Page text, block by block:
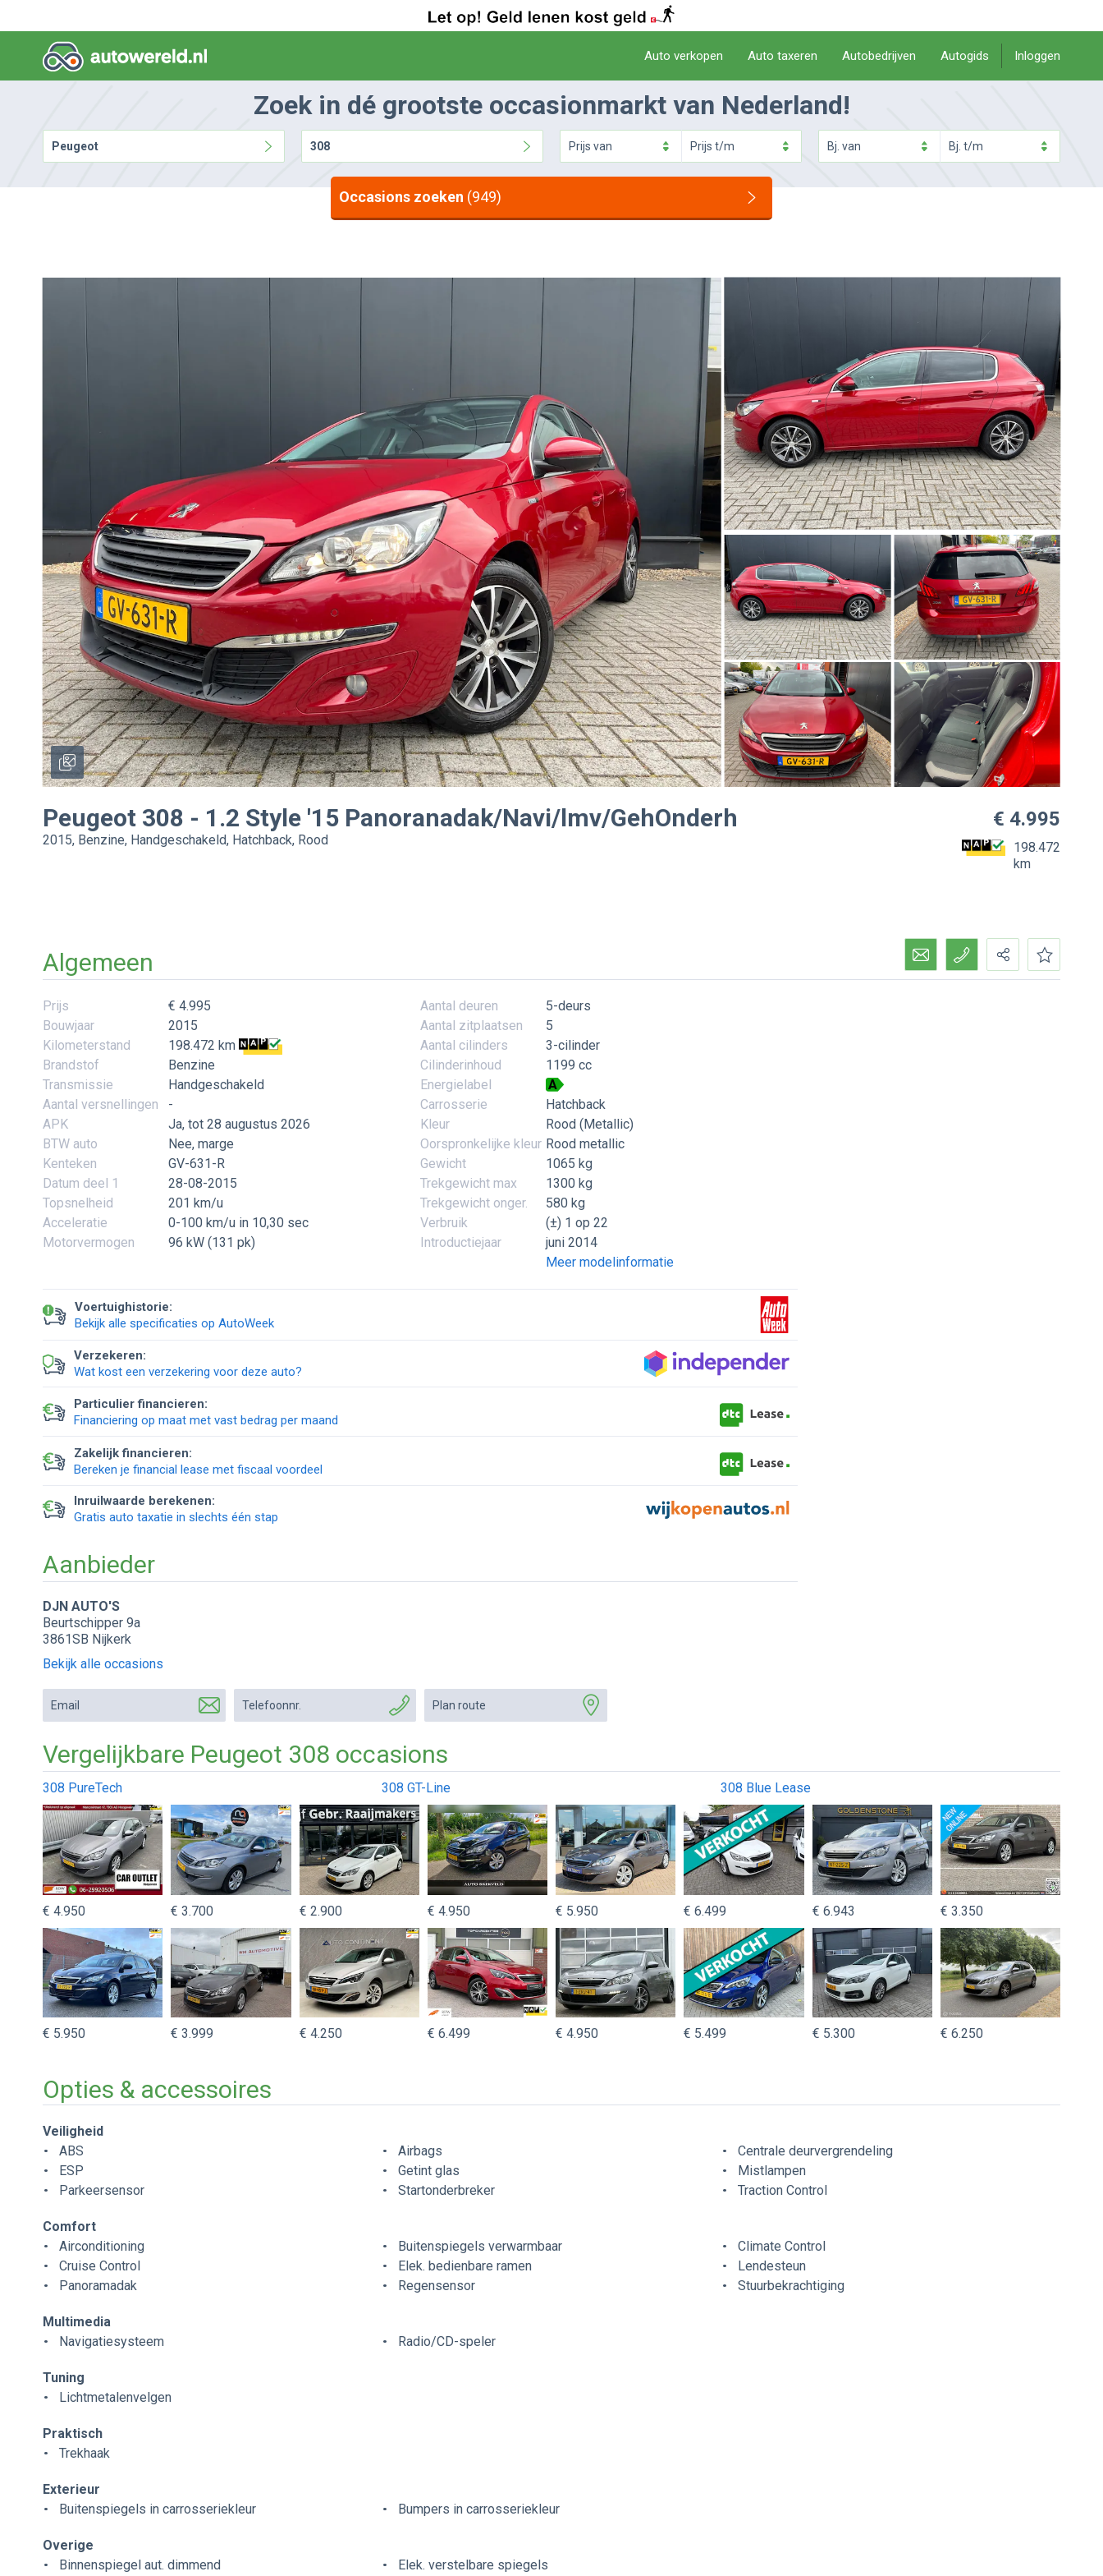
Auto verkopen Auto taxeren Autobedrijven Autogids Inloggen
Zoek in dé grootste occasionmarkt van Nederland!
Peugeot 308 Prijs van Prijs t/m Bj. van Bj. t/m
Occasions zoeken (949)
Peugeot 308 - 1.2 Style '15 Panoranadak/Navi/lmv/GehOnderh
2015, Benzine, Handgeschakeld, Hatchback, Rood
€ 4.995
198.472
km
Algemeen
Prijs
€ 4.995
Bouwjaar
2015
Kilometerstand
198.472 km
Brandstof
Benzine
Transmissie
Handgeschakeld
Aantal versnellingen
-
APK
Ja, tot 28 augustus 2026
BTW auto
Nee, marge
Kenteken
GV-631-R
Datum deel 1
28-08-2015
Topsnelheid
201 km/u
Acceleratie
0-100 km/u in 10,30 sec
Motorvermogen
96 kW (131 pk)
Aantal deuren
5-deurs
Aantal zitplaatsen
5
Aantal cilinders
3-cilinder
Cilinderinhoud
1199 cc
Energielabel
A
Carrosserie
Hatchback
Kleur
Rood (Metallic)
Oorspronkelijke kleur Rood metallic
Gewicht
1065 kg
Trekgewicht max
1300 kg
Trekgewicht onger.
580 kg
Verbruik
(±) 1 op 22
Introductiejaar
juni 2014
Meer modelinformatie
Voertuighistorie:
Bekijk alle specificaties op AutoWeek
Verzekeren:
Wat kost een verzekering voor deze auto?
Particulier financieren:
Financiering op maat met vast bedrag per maand
Zakelijk financieren:
Bereken je financial lease met fiscaal voordeel
Inruilwaarde berekenen:
Gratis auto taxatie in slechts één stap
Aanbieder
DJN AUTO'S
Beurtschipper 9a
3861SB Nijkerk
Bekijk alle occasions
Email Telefoonnr. Plan route
Vergelijkbare Peugeot 308 occasions
308 PureTech 308 GT-Line 308 Blue Lease
€ 4.950 € 3.700 € 2.900 € 4.950 € 5.950 € 6.499 € 6.943 € 3.350
€ 5.950 € 3.999 € 4.250 € 6.499 € 4.950 € 5.499 € 5.300 € 6.250
Opties & accessoires
Veiligheid
ABS
Airbags
Centrale deurvergrendeling
ESP
Getint glas
Mistlampen
Parkeersensor
Startonderbreker Traction Control
Comfort
Airconditioning
Buitenspiegels verwarmbaar
Climate Control
Cruise Control
Elek. bedienbare ramen
Lendesteun
Panoramadak
Regensensor Stuurbekrachtiging
Multimedia
Navigatiesysteem
Radio/CD-speler
Tuning
Lichtmetalenvelgen
Praktisch
Trekhaak
Exterieur
Buitenspiegels in carrosseriekleur
Bumpers in carrosseriekleur
Overige
Binnenspiegel aut. dimmend
Elek. verstelbare spiegels